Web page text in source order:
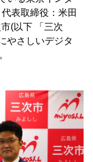
表取締役：米田
(以下 「三次
やさしいデジタ